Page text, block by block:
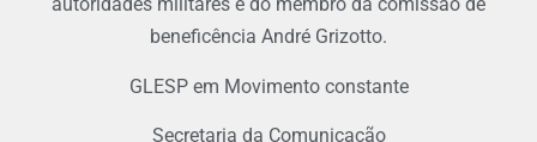
autoridades militares e do membro da comissão de
beneficência André Grizotto.
GLESP em Movimento constante
Secretaria da Comunicação